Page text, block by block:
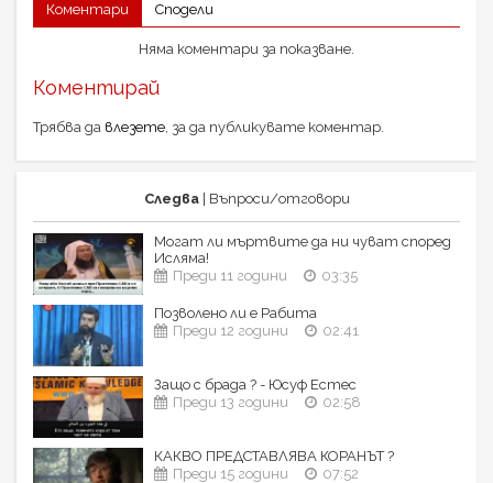
Коментари Сподели
Няма коментари за показване.
Коментирай
Трябва да влезете, за да публикувате коментар.
Следва| Въпроси/oтговори
Могат ли мъртвите да ни чуват според
Исляма!
Преди 11 години
03:35
Позволено ли е Рабита
Преди 12 години
02:41
Защо с брада ? - Юсуф Естес
Преди 13 години
02:58
КАКВО ПРЕДСТАВЛЯВА КОРАНЪТ ?
Преди 15 години
07:52